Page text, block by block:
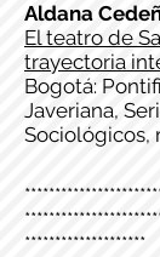
Aldana
El teatro de
trayectoria
Bogotá:
Javeriana,
Sociológicos,
********************